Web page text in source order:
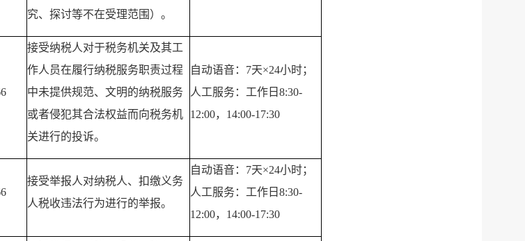
究、探讨等不在受理范围）。
接受纳税人对于税务机关及其工
作人员在履行纳税服务职责过程
中未提供规范、文明的纳税服务
或者侵犯其合法权益而向税务机
关进行的投诉。
自动语音：7天×24小时；
人工服务：工作日8:30-
12:00，14:00-17:30
接受举报人对纳税人、扣缴义务
人税收违法行为进行的举报。
自动语音：7天×24小时；
人工服务：工作日8:30-
12:00，14:00-17:30